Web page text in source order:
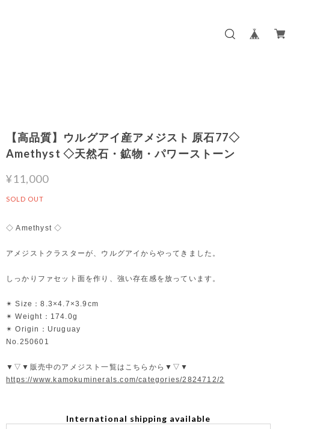
【高品質】ウルグアイ産アメジスト 原石77◇
Amethyst ◇天然石・鉱物・パワーストーン
¥11,000
SOLD OUT
◇ Amethyst ◇
アメジストクラスターが、ウルグアイからやってきました。
しっかりファセット面を作り、強い存在感を放っています。
✴︎ Size：8.3×4.7×3.9cm
✴︎ Weight：174.0g
✴︎ Origin：Uruguay
No.250601
▼▽▼販売中のアメジスト一覧はこちらから▼▽▼
https://www.kamokuminerals.com/categories/2824712/2
International shipping available